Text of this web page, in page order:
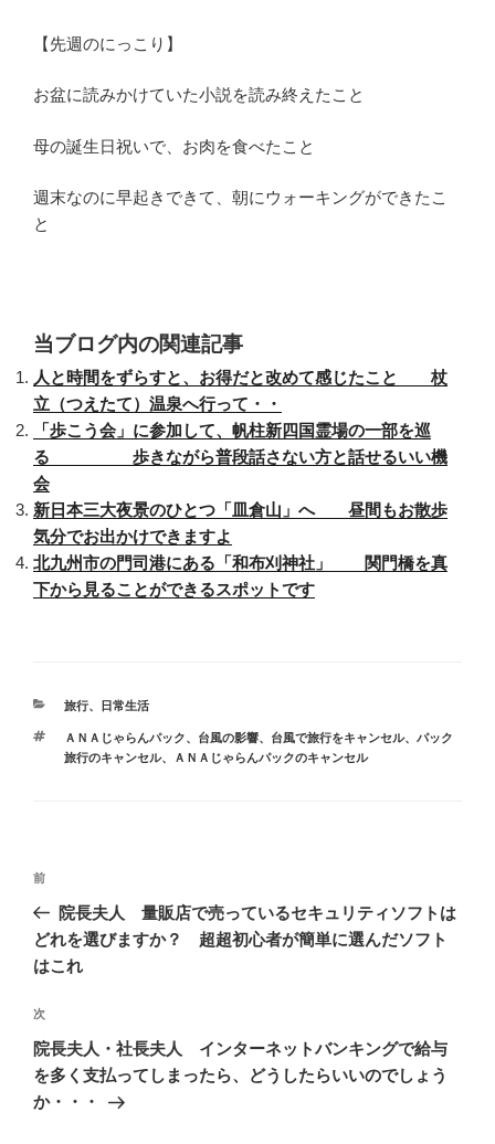
【先週のにっこり】
お盆に読みかけていた小説を読み終えたこと
母の誕生日祝いで、お肉を食べたこと
週末なのに早起きできて、朝にウォーキングができたこ
と
当ブログ内の関連記事
人と時間をずらすと、お得だと改めて感じたこと 杖
立（つえたて）温泉へ行って・・
「歩こう会」に参加して、帆柱新四国霊場の一部を巡
る 歩きながら普段話さない方と話せるいい機
会
新日本三大夜景のひとつ「皿倉山」へ 昼間もお散歩
気分でお出かけできますよ
北九州市の門司港にある「和布刈神社」 関門橋を真
下から見ることができるスポットです
カ
ゴ
リ
旅行、 日常生活
タ
グ
ＡＮＡじゃらんパック、台風の影響、台風で旅行をキャンセル、パック
旅行のキャンセル、ＡＮＡじゃらんパックのキャンセル
投
ナ
ビ
ー
シ
ョ
ン
前
の
投
稿
前
院長夫人 量販店で売っているセキュリティソフトは
どれを選びますか？ 超超初心者が簡単に選んだソフト
はこれ
次
の
投
稿
次
院長夫人・社長夫人 インターネットバンキングで給与
を多く支払ってしまったら、どうしたらいいのでしょう
か・・・